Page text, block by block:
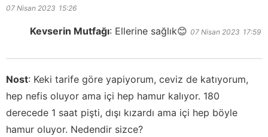
07 Nisan 2023 15:26
Kevserin Mutfağı: Ellerine sağlık😊 07 Nisan 2023 17:59
Nost: Keki tarife göre yapiyorum, ceviz de katıyorum,
hep nefis oluyor ama içi hep hamur kalıyor. 180
derecede 1 saat pişti, dışı kızardı ama içi hep böyle
hamur oluyor. Nedendir sizce?